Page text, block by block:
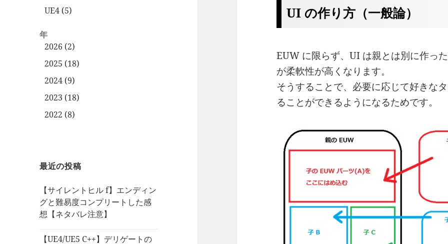
UE4 (5)
年
2026 (2)
2025 (18)
2024 (9)
2023 (18)
2022 (8)
最近の投稿
【サイレントヒル f】エンディン
グと難易度コンプリートした感
想【ネタバレ注意】
【UE4/UE5 C++】デリゲートの
UI の作り方（一般論）
EUW に限らず、UI は親とは別に作っ
が柔軟性が高くなります。
そうすることで、必要に応じて好きな
ることができるようになるためです。